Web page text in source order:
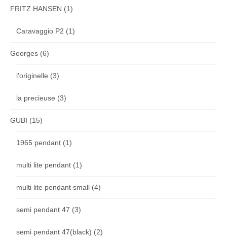
FRITZ HANSEN (1)
Caravaggio P2 (1)
Georges (6)
l'originelle (3)
la precieuse (3)
GUBI (15)
1965 pendant (1)
multi lite pendant (1)
multi lite pendant small (4)
semi pendant 47 (3)
semi pendant 47(black) (2)